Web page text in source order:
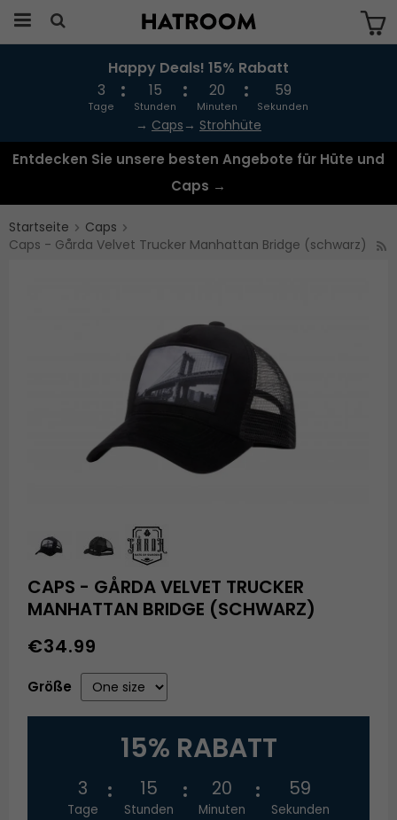
Das Produkt wurde in Ihren Warenkorb
gelegt
Happy Deals! 15% Rabatt
3
Tage
15
Stunden
20
Minuten
59
Sekunden
→ Caps → Strohhüte
Entdecken Sie unsere besten Angebote für Hüte und
Caps →
Startseite
Caps
Caps - Gårda Velvet Trucker Manhattan Bridge (schwarz)
CAPS - GÅRDA VELVET TRUCKER
MANHATTAN BRIDGE (SCHWARZ)
€34.99
Größe
15% RABATT
3
Tage
15
Stunden
20
Minuten
59
Sekunden